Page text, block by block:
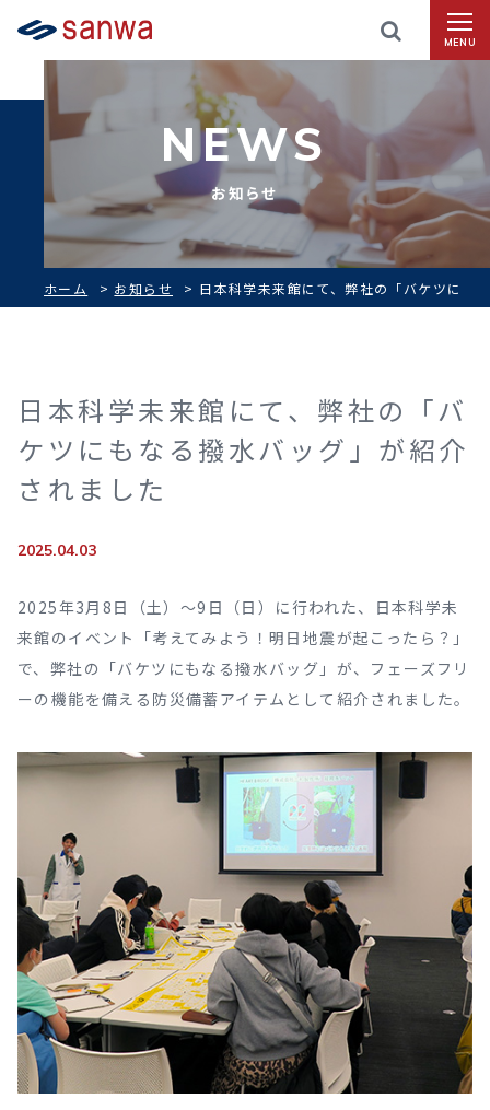
MENU
NEWS
お知らせ
ホーム > お知らせ > 日本科学未来館にて、弊社の「バケツに
日本科学未来館にて、弊社の「バ
ケツにもなる撥水バッグ」が紹介
されました
2025.04.03
2025年3月8日（土）〜9日（日）に行われた、日本科学未
来館のイベント「考えてみよう！明日地震が起こったら？」
で、弊社の「バケツにもなる撥水バッグ」が、フェーズフリ
ーの機能を備える防災備蓄アイテムとして紹介されました。